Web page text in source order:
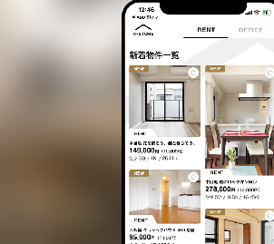
におきまして第三者と共同して業務を遂行する
取り扱いを委託する場合 があります。
個人情報の第三者提供について
本サイトは、個人情報保護法等の法令に定めの
個人情報をあらかじめご本人の同意を得ること
個人情報の開示・訂正等について
本サイトは、ご本人から自己の個人情報につい
る場合、速やかに開示をいたします。
その際、ご本人であることが確認できない場合